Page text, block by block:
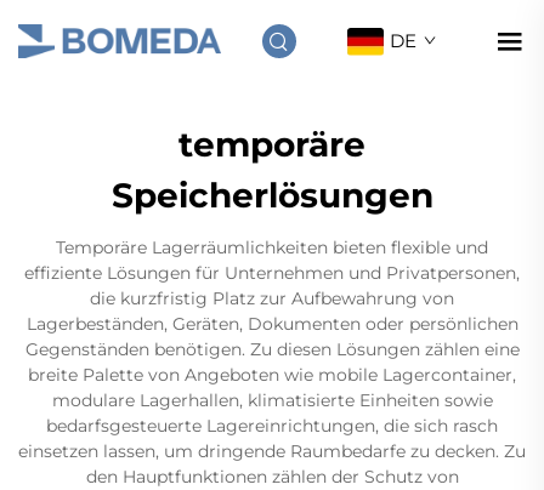
DE
temporäre
Speicherlösungen
Temporäre Lagerräumlichkeiten bieten flexible und
effiziente Lösungen für Unternehmen und Privatpersonen,
die kurzfristig Platz zur Aufbewahrung von
Lagerbeständen, Geräten, Dokumenten oder persönlichen
Gegenständen benötigen. Zu diesen Lösungen zählen eine
breite Palette von Angeboten wie mobile Lagercontainer,
modulare Lagerhallen, klimatisierte Einheiten sowie
bedarfsgesteuerte Lagereinrichtungen, die sich rasch
einsetzen lassen, um dringende Raumbedarfe zu decken. Zu
den Hauptfunktionen zählen der Schutz von